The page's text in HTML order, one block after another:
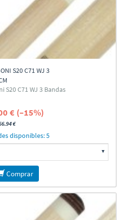
S20 C71 WJ 3
S20 C71 WJ 3 Bandas
€ (–15%)
€
disponibles: 5
Comprar